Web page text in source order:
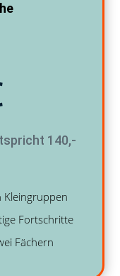
140,-
Kleingruppen
Fortschritte
Fächern